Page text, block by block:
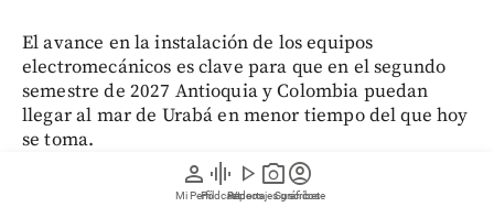
person
Mi Perfil
graphic_eq
Pódcast
play_arrow
Videos
photo_camera
Reportajes gráficos
account_circle
Suscríbete
El avance en la instalación de los equipos
electromecánicos es clave para que en el segundo
semestre de 2027 Antioquia y Colombia puedan
llegar al mar de Urabá en menor tiempo del que hoy
se toma.
Para consultar contenido premium o profundizar